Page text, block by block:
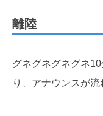
離陸
グネグネグネグネ
り、アナウンスが流